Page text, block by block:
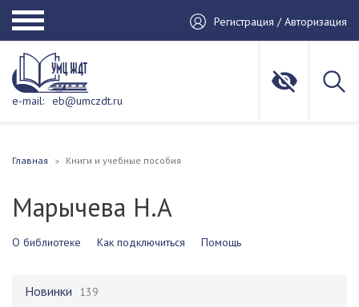
Регистрация / Авторизация
e-mail: eb@umczdt.ru
Главная Книги и учебные пособия
Марычева Н.А
О библиотеке Как подключиться Помощь
Новинки 139